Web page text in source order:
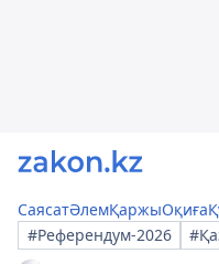
СаясатӘлемҚаржыОқиға
#Референдум-2026